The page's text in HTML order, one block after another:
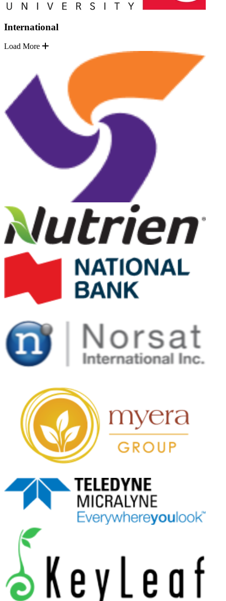
International
Load More